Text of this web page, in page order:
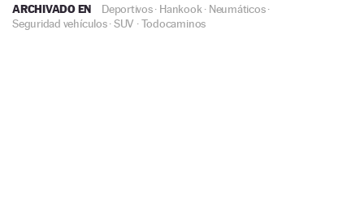
ARCHIVADO EN Deportivos· Hankook · Neumáticos·
Seguridad vehículos·SUV ·Todocaminos